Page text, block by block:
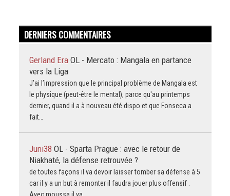
DERNIERS COMMENTAIRES
Gerland Era OL - Mercato : Mangala en partance
vers la Liga
J’ai l’impression que le principal problème de Mangala est
le physique (peut-être le mental), parce qu'au printemps
dernier, quand il a à nouveau été dispo et que Fonseca a
fait…
Juni38 OL - Sparta Prague : avec le retour de
Niakhaté, la défense retrouvée ?
de toutes façons il va devoir laisser tomber sa défense à 5
car il y a un but à remonter il faudra jouer plus offensif .